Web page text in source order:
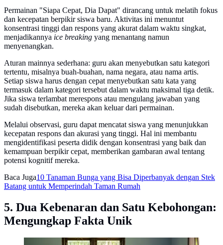
Permainan "Siapa Cepat, Dia Dapat" dirancang untuk melatih fokus
dan kecepatan berpikir siswa baru. Aktivitas ini menuntut
konsentrasi tinggi dan respons yang akurat dalam waktu singkat,
menjadikannya ice breaking yang menantang namun
menyenangkan.
Aturan mainnya sederhana: guru akan menyebutkan satu kategori
tertentu, misalnya buah-buahan, nama negara, atau nama artis.
Setiap siswa harus dengan cepat menyebutkan satu kata yang
termasuk dalam kategori tersebut dalam waktu maksimal tiga detik.
Jika siswa terlambat merespons atau mengulang jawaban yang
sudah disebutkan, mereka akan keluar dari permainan.
Melalui observasi, guru dapat mencatat siswa yang menunjukkan
kecepatan respons dan akurasi yang tinggi. Hal ini membantu
mengidentifikasi peserta didik dengan konsentrasi yang baik dan
kemampuan berpikir cepat, memberikan gambaran awal tentang
potensi kognitif mereka.
Baca Juga10 Tanaman Bunga yang Bisa Diperbanyak dengan Stek
Batang untuk Memperindah Taman Rumah
5. Dua Kebenaran dan Satu Kebohongan:
Mengungkap Fakta Unik